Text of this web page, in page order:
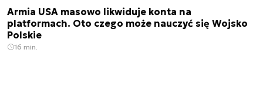
Armia USA masowo likwiduje konta na
platformach. Oto czego może nauczyć się Wojsko
Polskie
16 min.